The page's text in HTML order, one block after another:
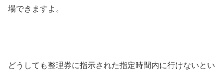
場できますよ。
どうしても整理券に指示された指定時間内に行けないとい